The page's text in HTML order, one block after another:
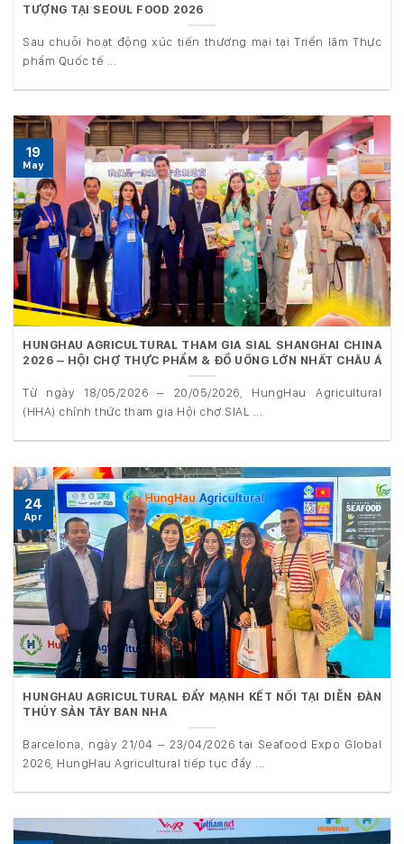
TƯỢNG TẠI SEOUL FOOD 2026
Sau chuỗi hoạt động xúc tiến thương mại tại Triển lãm Thực
phẩm Quốc tế ...
HUNGHAU AGRICULTURAL THAM GIA SIAL SHANGHAI CHINA
2026 – HỘI CHỢ THỰC PHẨM & ĐỒ UỐNG LỚN NHẤT CHÂU Á
Từ ngày 18/05/2026 – 20/05/2026, HungHau Agricultural
(HHA) chính thức tham gia Hội chợ SIAL ...
19
May
HUNGHAU AGRICULTURAL ĐẨY MẠNH KẾT NỐI TẠI DIỄN ĐÀN
THỦY SẢN TÂY BAN NHA
Barcelona, ngày 21/04 – 23/04/2026 tại Seafood Expo Global
2026, HungHau Agricultural tiếp tục đẩy ...
24
Apr